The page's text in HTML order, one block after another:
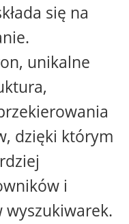
się na
unikalne
dzięki którym
i
wyszukiwarek.